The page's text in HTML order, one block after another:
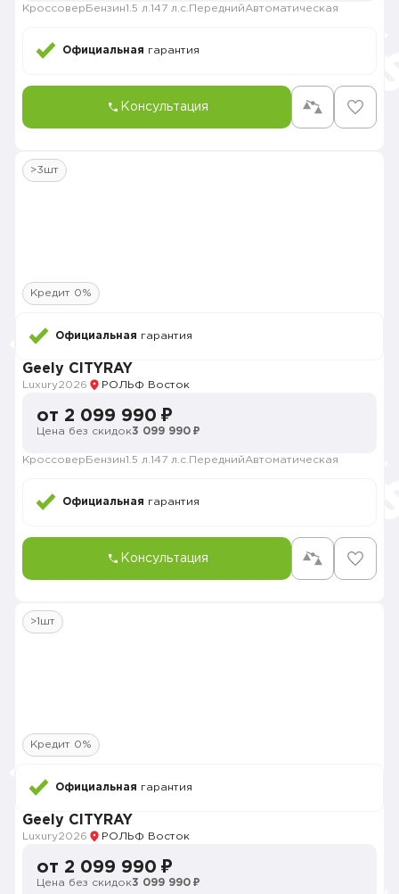
Кроссовер Бензин1.5 л. 147 л.с. ПереднийАвтоматическая
Официальная гарантия
Консультация
>3шт
Кредит 0%
Официальная гарантия
Geely CITYRAY
Luxury2026 РОЛЬФ Восток
от 2 099 990 ₽
Цена без скидок3 099 990 ₽
Кроссовер Бензин1.5 л. 147 л.с. ПереднийАвтоматическая
Официальная гарантия
Консультация
>1шт
Кредит 0%
Официальная гарантия
Geely CITYRAY
Luxury2026 РОЛЬФ Восток
от 2 099 990 ₽
Цена без скидок3 099 990 ₽